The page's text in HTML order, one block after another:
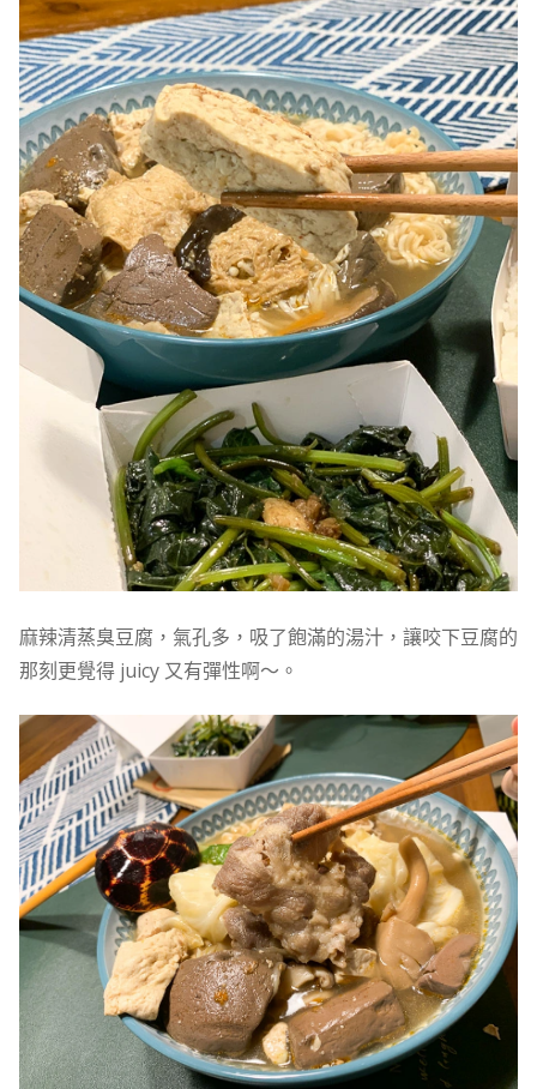
麻辣清蒸臭豆腐，氣孔多，吸了飽滿的湯汁，讓咬下豆腐的
那刻更覺得 juicy 又有彈性啊～。